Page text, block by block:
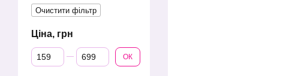
Очистити фільтр
Ціна, грн
Від Ціна, грн
До Ціна, грн ОК